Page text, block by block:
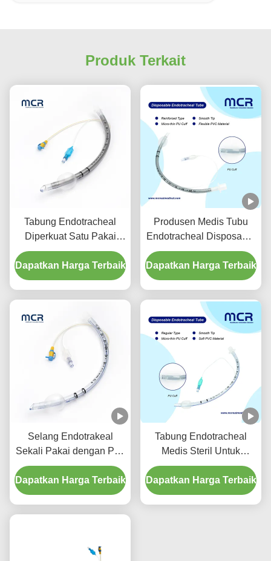
Produk Terkait
Tabung Endotracheal
Diperkuat Satu Pakai
Dengan Port Penyedutan
Untuk Pencegahan VAP
Dapatkan Harga Terbaik
Produsen Medis Tubu
Endotracheal Disposable
Diperkuat Bebas DEHP
Dapatkan Harga Terbaik
Selang Endotrakeal
Sekali Pakai dengan Port
Suction - PVC
Transparan Bebas DEHP
untuk Jaminan Kualitas
Dapatkan Harga Terbaik
Tabung Endotracheal
Medis Steril Untuk
Semua Ukuran Dengan
CE ISO
Dapatkan Harga Terbaik